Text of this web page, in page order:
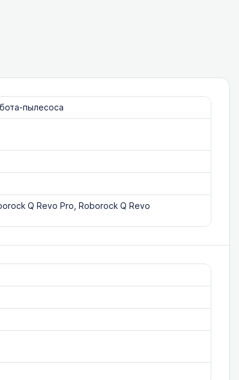
пылесоса
Q Revo Pro, Roborock Q Revo